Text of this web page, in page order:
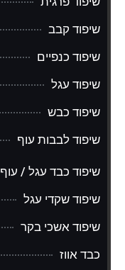
שיפוד קבב
שיפוד כנפיים
שיפוד עגל
שיפוד כבש
שיפוד לבבות עוף
שיפוד כבד עגל / עוף
שיפוד שקדי עגל
שיפוד אשכי בקר
כבד אווז